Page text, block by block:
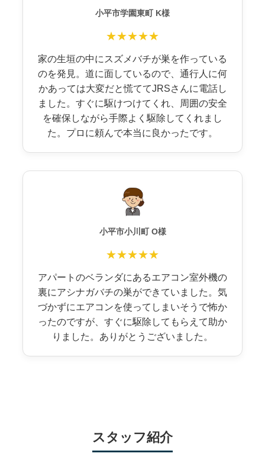
小平市学園東町 K様
★★★★★
家の生垣の中にスズメバチが巣を作っている
のを発見。道に面しているので、通行人に何
かあっては大変だと慌ててJRSさんに電話し
ました。すぐに駆けつけてくれ、周囲の安全
を確保しながら手際よく駆除してくれまし
た。プロに頼んで本当に良かったです。
小平市小川町 O様
★★★★★
アパートのベランダにあるエアコン室外機の
裏にアシナガバチの巣ができていました。気
づかずにエアコンを使ってしまいそうで怖か
ったのですが、すぐに駆除してもらえて助か
りました。ありがとうございました。
スタッフ紹介